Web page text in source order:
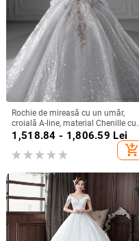
Rochie de mireasă cu un umăr,
croială A-line, material Chenille cu
Spandex, talie înaltă
1,518.84 - 1,806.59 Lei
add_shopping_cart